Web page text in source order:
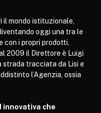
il mondo istituzionale,
oggi una tra le
con i propri prodotti,
2009 il Direttore è Luigi
strada tracciata da Lisi e
l’Agenzia, ossia
innovativa che